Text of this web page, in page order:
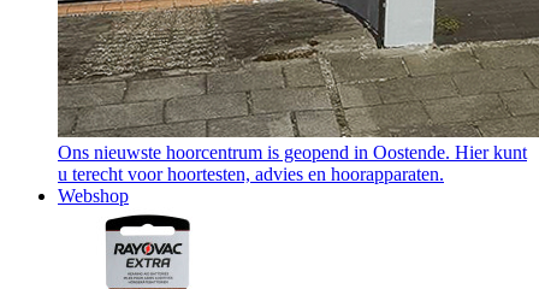
Ons nieuwste hoorcentrum is geopend in Oostende. Hier kunt
u terecht voor hoortesten, advies en hoorapparaten.
Webshop